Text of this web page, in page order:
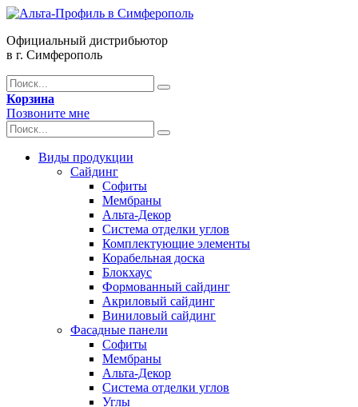
Официальный дистрибьютор
в г. Симферополь
Корзина
Позвоните мне
Виды продукции
Сайдинг
Софиты
Мембраны
Альта-Декор
Система отделки углов
Комплектующие элементы
Корабельная доска
Блокхаус
Формованный сайдинг
Акриловый сайдинг
Виниловый сайдинг
Фасадные панели
Софиты
Мембраны
Альта-Декор
Система отделки углов
Углы